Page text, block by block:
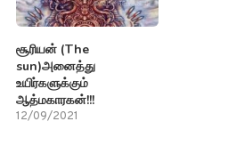
சூரியன் (The
sun)அனைத்து
உயிர்களுக்கும்
ஆத்மகாரகன்!!!
12/09/2021